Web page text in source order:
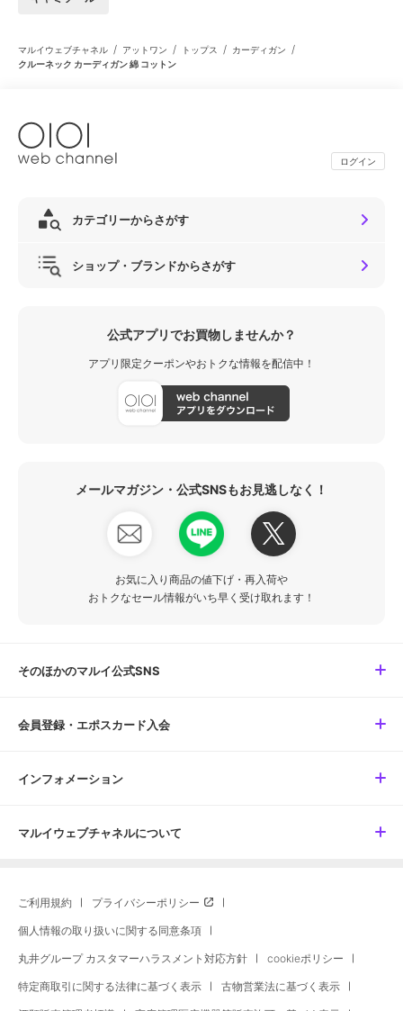
マルイウェブチャネル / アットワン / トップス / カーディガン /
クルーネック カーディガン 綿 コットン
ログイン
カテゴリーからさがす
ショップ・ブランドからさがす
公式アプリでお買物しませんか？
アプリ限定クーポンやおトクな情報を配信中！
メールマガジン・公式SNSもお見逃しなく！
お気に入り商品の値下げ・再入荷や
おトクなセール情報がいち早く受け取れます！
そのほかのマルイ公式SNS
会員登録・エポスカード入会
インフォメーション
マルイウェブチャネルについて
ご利用規約 プライバシーポリシー
個人情報の取り扱いに関する同意条項
丸井グループ カスタマーハラスメント対応方針 cookieポリシー
特定商取引に関する法律に基づく表示 古物営業法に基づく表示